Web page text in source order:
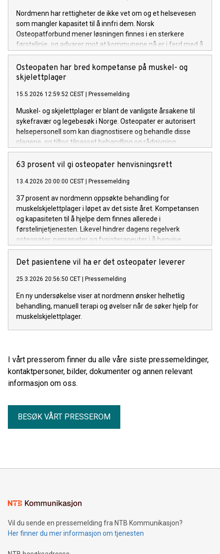
Nordmenn har rettigheter de ikke vet om og et helsevesen
som mangler kapasitet til å innfri dem. Norsk
Osteopatforbund mener løsningen finnes i en sterkere
førstelinje, og advarer mot at kommunene nå er i ferd med å
svekke den.
Osteopaten har bred kompetanse på muskel- og
skjelettplager
15.5.2026 12:59:52 CEST Pressemelding
Muskel- og skjelettplager er blant de vanligste årsakene til
sykefravær og legebesøk i Norge. Osteopater er autorisert
helsepersonell som kan diagnostisere og behandle disse
plagene, og tilbyr tilpasset behandling og rådgivning.
63 prosent vil gi osteopater henvisningsrett
13.4.2026 20:00:00 CEST Pressemelding
37 prosent av nordmenn oppsøkte behandling for
muskelskjelettplager i løpet av det siste året. Kompetansen
og kapasiteten til å hjelpe dem finnes allerede i
førstelinjetjenesten. Likevel hindrer dagens regelverk
osteopater, naprapater og fysioterapeuter i å henvise
pasienter videre. To av tre nordmenn mener det bør endres.
Det pasientene vil ha er det osteopater leverer
25.3.2026 20:56:50 CET Pressemelding
En ny undersøkelse viser at nordmenn ønsker helhetlig
behandling, manuell terapi og øvelser når de søker hjelp for
muskelskjelettplager.
I vårt presserom finner du alle våre siste pressemeldinger,
kontaktpersoner, bilder, dokumenter og annen relevant
informasjon om oss.
BESØK VÅRT PRESSEROM
Vil du sende en pressemelding fra NTB Kommunikasjon?
Her finner du mer informasjon om tjenesten